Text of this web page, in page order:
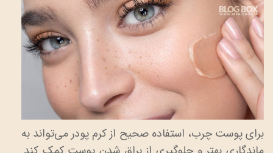
برای پوست چرب، استفاده صحیح از کرم پودر می‌تواند به